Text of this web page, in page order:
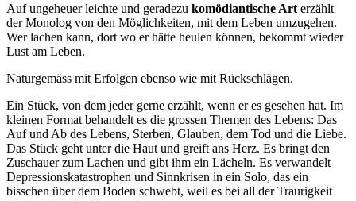
Auf ungeheuer leichte und geradezu komödiantische Art erzählt
der Monolog von den Möglichkeiten, mit dem Leben umzugehen.
Wer lachen kann, dort wo er hätte heulen können, bekommt wieder
Lust am Leben.
Naturgemäss mit Erfolgen ebenso wie mit Rückschlägen.
Ein Stück, von dem jeder gerne erzählt, wenn er es gesehen hat. Im
kleinen Format behandelt es die grossen Themen des Lebens: Das
Auf und Ab des Lebens, Sterben, Glauben, dem Tod und die Liebe.
Das Stück geht unter die Haut und greift ans Herz. Es bringt den
Zuschauer zum Lachen und gibt ihm ein Lächeln. Es verwandelt
Depressionskatastrophen und Sinnkrisen in ein Solo, das ein
bisschen über dem Boden schwebt, weil es bei all der Traurigkeit